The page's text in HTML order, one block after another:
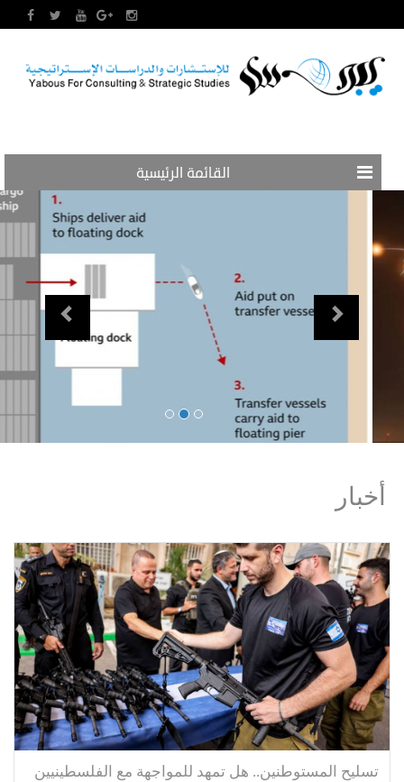
القائمة الرئيسية
أخبار
تسليح المستوطنين.. هل تمهد للمواجهة مع الفلسطينيين